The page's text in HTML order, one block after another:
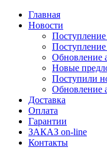
Главная
Новости
Поступление
Поступление
Обновление
Новые
Поступили
Обновление
Доставка
Оплата
Гарантии
ЗАКАЗ on-line
Контакты